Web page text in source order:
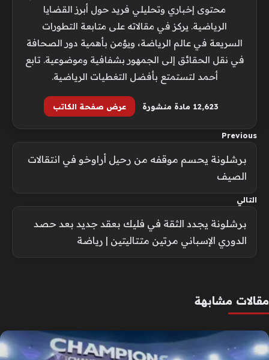
محتوى إخباري وتحليلي فريد حول أبرز القضايا
الرياضية. يركز في مقالاته على متابعة التطورات
السريعة في عالم الرياضة، ويؤمن بأهمية دور الصحافة
في نقل الحقائق إلى الجمهور بشفافية وموضوعية. تابع
أحمد لتستمتع بأفضل التغطيات الرياضية.
12٬623 مادة منشورة عرض صفحة الكاتب
Previous
برشلونة يحسم موقفه من رحيل أراوخو في انتقالات
الصيف
التالي
برشلونة يجدد الثقة في فليك بعقد جديد بعد حصد
الدوري الإسباني مرتين متتاليتين | رياضة
مقالات مشابهة